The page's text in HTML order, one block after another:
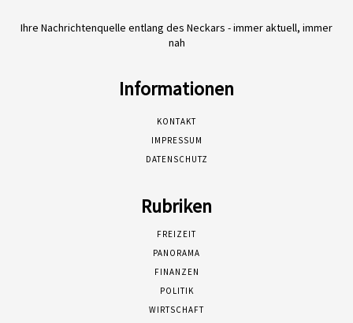
Ihre Nachrichtenquelle entlang des Neckars - immer aktuell, immer
nah
Informationen
KONTAKT
IMPRESSUM
DATENSCHUTZ
Rubriken
FREIZEIT
PANORAMA
FINANZEN
POLITIK
WIRTSCHAFT